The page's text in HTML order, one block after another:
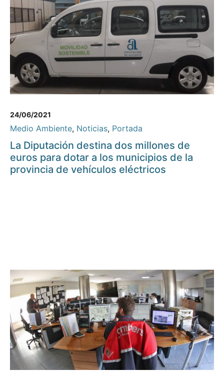
24/06/2021
Medio Ambiente, Noticias, Portada
La Diputación destina dos millones de
euros para dotar a los municipios de la
provincia de vehículos eléctricos